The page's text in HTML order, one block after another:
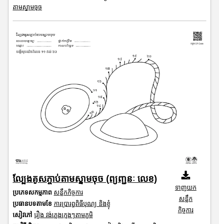
តាមស្នាមចុច
ល្បែងគូសភ្ចាប់តាមស្នាមចុច (ព្យញ្ជនៈ លេខ)
ប្រភេទសកម្មភាព សន្លឹកកិច្ចការ
ប្រធានបទតាមខែ ការប្រារព្ធពិធីបុណ្យ និងខ្ញុំ
សៀវភៅ រឿង វង់ភ្លេងក្មេងៗតាមភូមិ
ទាញយក
សន្លឹក
កិច្ចការ